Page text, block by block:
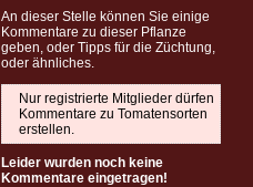
An dieser Stelle können Sie einige
Kommentare zu dieser Pflanze
geben, oder Tipps für die Züchtung,
oder ähnliches.
Nur registrierte Mitglieder dürfen
Kommentare zu Tomatensorten
erstellen.
Leider wurden noch keine
Kommentare eingetragen!